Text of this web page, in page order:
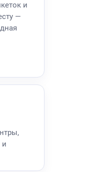
и
—
и